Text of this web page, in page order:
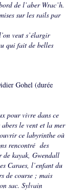
de l’aber Wrac’h.
sur les rails par
veut s’élargir
qui fait de belles
Gohel (durée
pour vivre dans ce
le vent et la mer
ce labyrinthe où
rencontré des
kayak, Gwendall
Caraes, l’enfant du
de course ; mais
sac. Sylvain